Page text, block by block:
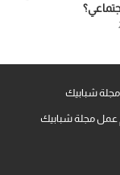
شبابيك
مجلة شبابيك